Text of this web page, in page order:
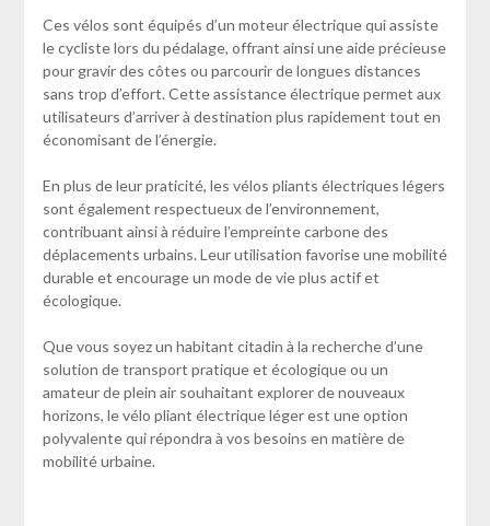
Ces vélos sont équipés d’un moteur électrique qui assiste
le cycliste lors du pédalage, offrant ainsi une aide précieuse
pour gravir des côtes ou parcourir de longues distances
sans trop d’effort. Cette assistance électrique permet aux
utilisateurs d’arriver à destination plus rapidement tout en
économisant de l’énergie.
En plus de leur praticité, les vélos pliants électriques légers
sont également respectueux de l’environnement,
contribuant ainsi à réduire l’empreinte carbone des
déplacements urbains. Leur utilisation favorise une mobilité
durable et encourage un mode de vie plus actif et
écologique.
Que vous soyez un habitant citadin à la recherche d’une
solution de transport pratique et écologique ou un
amateur de plein air souhaitant explorer de nouveaux
horizons, le vélo pliant électrique léger est une option
polyvalente qui répondra à vos besoins en matière de
mobilité urbaine.